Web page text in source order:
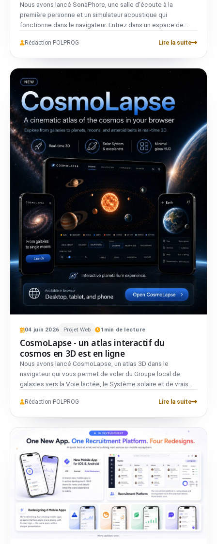
Nous avons lancé SonaPhore, une salle d'écoute à la
première personne et un simulateur acoustique qui
fonctionne dans le navigateur. Entrez dans un espace de
déplacez les enceintes et façonnez la salle. Sans compte,
Rédaction POLPROG Lire la suite
04 juin 2026 Projet Web 1 min de lecture
CosmoLapse - un atlas interactif du
cosmos en 3D est en ligne
Nous avons lancé CosmoLapse, un atlas 3D dans le
navigateur qui vous permet de voler du Groupe local de
galaxies vers la Voie lactée, le Système solaire et de vrais
et privé.
Rédaction POLPROG Lire la suite